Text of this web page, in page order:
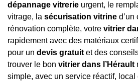
dépannage vitrerie urgent, le
vitrage, la sécurisation vitrine d’un
rénovation complète, votre vitrier
rapidement avec des matériaux
pour un devis gratuit et des
trouver le bon vitrier dans l’Hérault
simple, avec un service réactif, local